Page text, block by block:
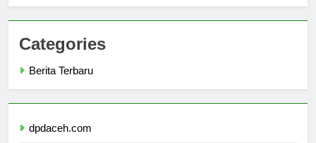
Categories
Berita Terbaru
dpdaceh.com